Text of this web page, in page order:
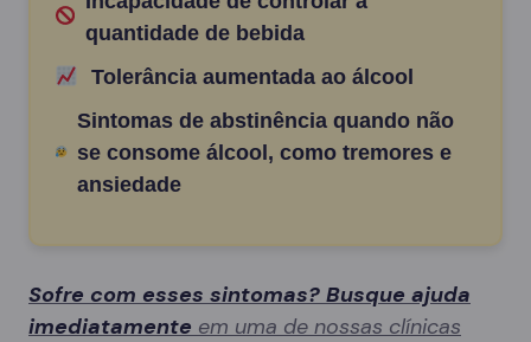
quantidade de bebida
Tolerância aumentada ao álcool
Sintomas de abstinência quando não
se consome álcool, como tremores e
ansiedade
Sofre com esses sintomas? Busque ajuda
imediatamente em uma de nossas clínicas